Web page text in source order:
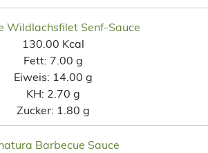
Wildlachsfilet Senf-Sauce
130.00 Kcal
Fett: 7.00 g
Eiweis: 14.00 g
KH: 2.70 g
Zucker: 1.80 g
Barbecue Sauce